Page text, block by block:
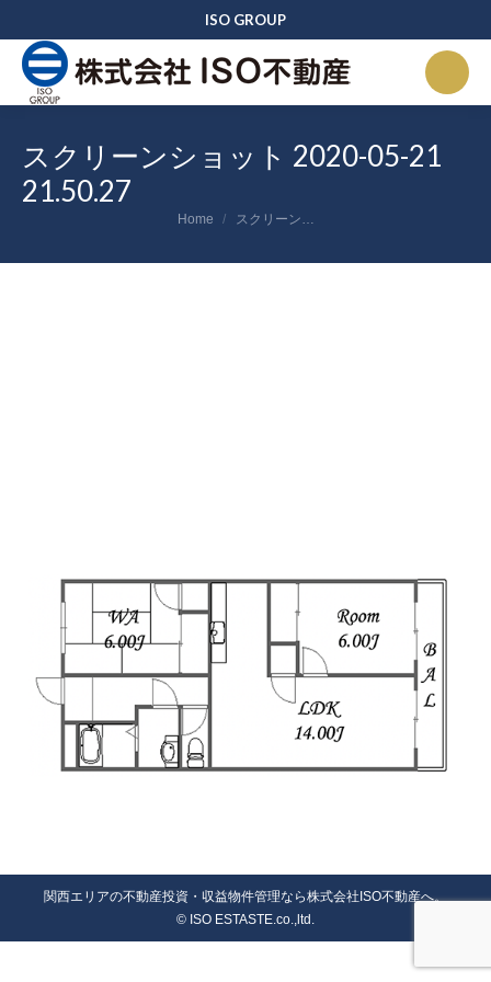
ISO GROUP
スクリーンショット 2020-05-21
21.50.27
You are here:
Home スクリーン…
関西エリアの不動産投資・収益物件管理なら株式会社ISO不動産へ。
© ISO ESTASTE.co.,ltd.